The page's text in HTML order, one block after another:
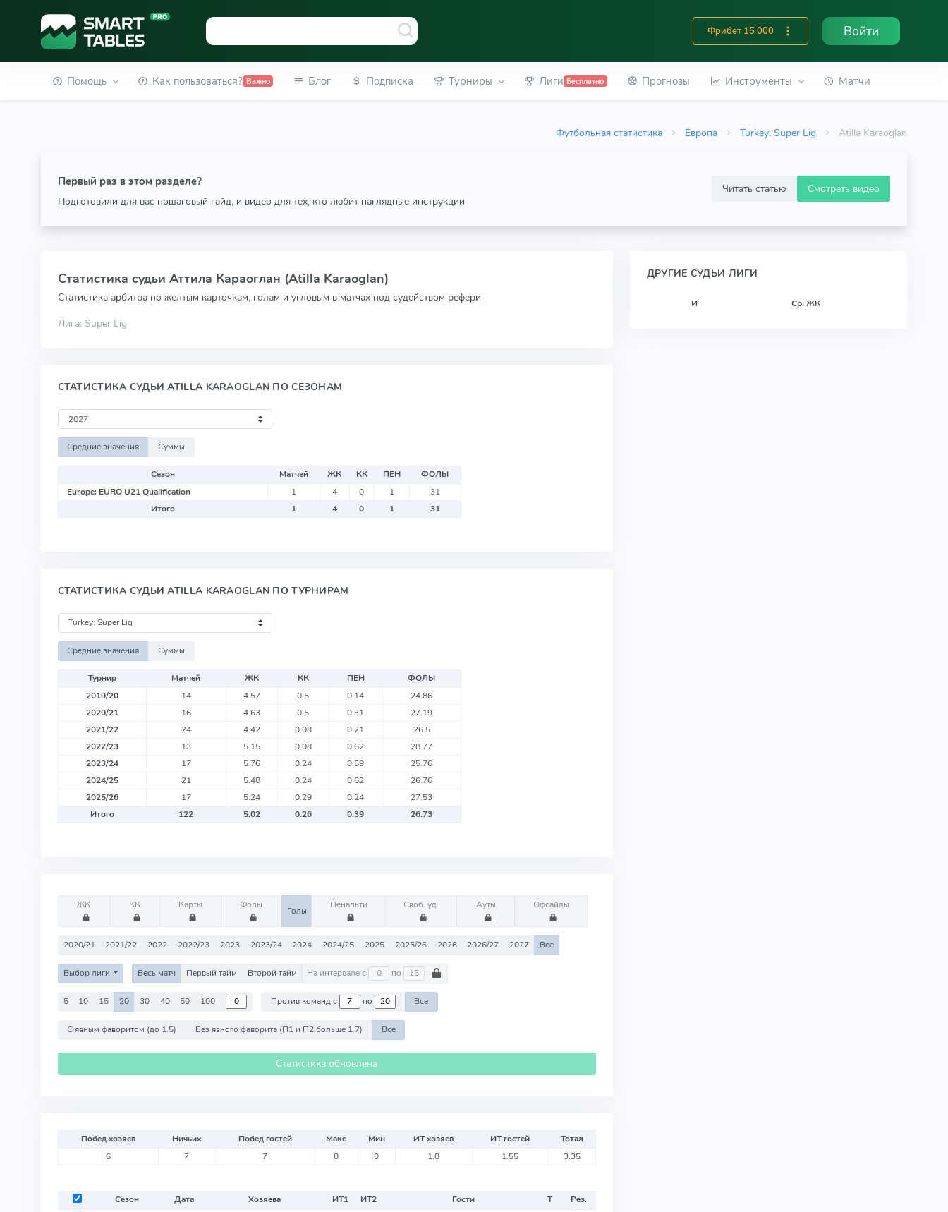
Фрибет 15 000 Войти
Помощь Как пользоваться? Важно Блог Подписка Турниры Лиги Бесплатно Прогнозы Инструменты Матчи
Футбольная статистика Европа Turkey: Super Lig Atilla Karaoglan
Первый раз в этом разделе?
Подготовили для вас пошаговый гайд, и видео для тех, кто любит наглядные инструкции
Читать статью Смотреть видео
Статистика судьи Аттила Караоглан (Atilla Karaoglan)
Статистика арбитра по желтым карточкам, голам и угловым в матчах под судейством рефери
Лига: Super Lig
СТАТИСТИКА СУДЬИ ATILLA KARAOGLAN ПО СЕЗОНАМ
Средние значения Суммы
Сезон Матчей ЖК КК ПЕН
ФОЛЫ
Europe: EURO U21 Qualification
1 4 0 1
31
Итого
1 4 0 1 31
СТАТИСТИКА СУДЬИ ATILLA KARAOGLAN ПО ТУРНИРАМ
Средние значения Суммы
Турнир Матчей ЖК КК ПЕН
ФОЛЫ
2019/20
14 4.57 0.5 0.14
24.86
2020/21
16 4.63 0.5 0.31
27.19
2021/22
24 4.42 0.08 0.21
26.5
2022/23
13 5.15 0.08 0.62
28.77
2023/24
17 5.76 0.24 0.59
25.76
2024/25
21 5.48 0.24 0.62
26.76
2025/26
17 5.24 0.29 0.24
27.53
Итого
122 5.02 0.26 0.39 26.73
ЖК КК Карты Фолы
Голы
Пенальти Своб. уд. Ауты Офсайды
2020/21 2021/22 2022 2022/23 2023 2023/24 2024 2024/25 2025 2025/26 2026 2026/27 2027 Все
Выбор лиги Весь матч Первый тайм Второй тайм На интервале с по
5 10 15 20 30 40 50 100 Против команд с по Все
С явным фаворитом (до 1.5) Без явного фаворита (П1 и П2 больше 1.7) Все
Статистика обновлена
Побед хозяев Ничьих Побед гостей Макс Мин ИТ хозяев ИТ гостей
Тотал
6
7 7 8 0 1.8 1.55 3.35
Сезон Дата Хозяева ИТ1 ИТ2 Гости Т
Рез.
ДРУГИЕ СУДЬИ ЛИГИ
И Ср. ЖК